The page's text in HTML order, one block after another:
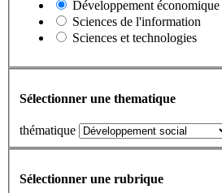
Développement économique
Sciences de l'information
Sciences et technologies
Sélectionner une thematique
thématique
Sélectionner une rubrique